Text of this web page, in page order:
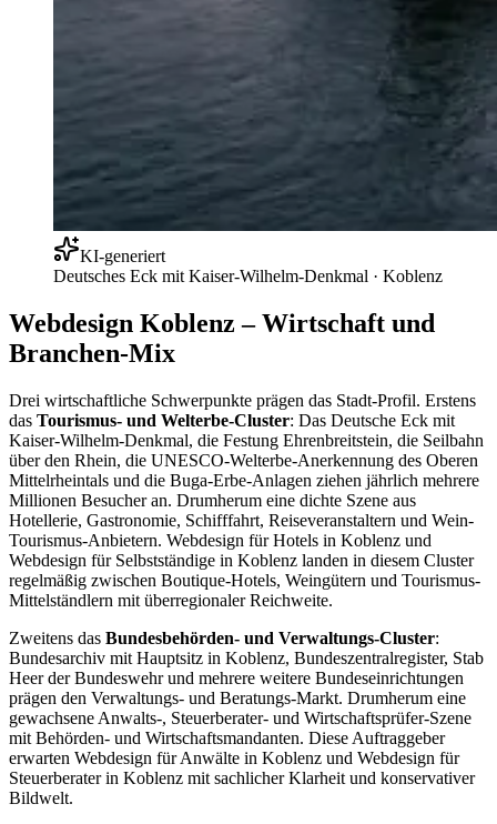
KI-generiert
Deutsches Eck mit Kaiser-Wilhelm-Denkmal · Koblenz
Webdesign Koblenz – Wirtschaft und
Branchen-Mix
Drei wirtschaftliche Schwerpunkte prägen das Stadt-Profil. Erstens
das Tourismus- und Welterbe-Cluster: Das Deutsche Eck mit
Kaiser-Wilhelm-Denkmal, die Festung Ehrenbreitstein, die Seilbahn
über den Rhein, die UNESCO-Welterbe-Anerkennung des Oberen
Mittelrheintals und die Buga-Erbe-Anlagen ziehen jährlich mehrere
Millionen Besucher an. Drumherum eine dichte Szene aus
Hotellerie, Gastronomie, Schifffahrt, Reiseveranstaltern und Wein-
Tourismus-Anbietern. Webdesign für Hotels in Koblenz und
Webdesign für Selbstständige in Koblenz landen in diesem Cluster
regelmäßig zwischen Boutique-Hotels, Weingütern und Tourismus-
Mittelständlern mit überregionaler Reichweite.
Zweitens das Bundesbehörden- und Verwaltungs-Cluster:
Bundesarchiv mit Hauptsitz in Koblenz, Bundeszentralregister, Stab
Heer der Bundeswehr und mehrere weitere Bundeseinrichtungen
prägen den Verwaltungs- und Beratungs-Markt. Drumherum eine
gewachsene Anwalts-, Steuerberater- und Wirtschaftsprüfer-Szene
mit Behörden- und Wirtschaftsmandanten. Diese Auftraggeber
erwarten Webdesign für Anwälte in Koblenz und Webdesign für
Steuerberater in Koblenz mit sachlicher Klarheit und konservativer
Bildwelt.